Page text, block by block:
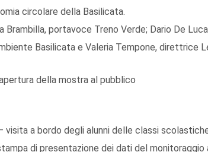
circolare della Basilicata.
Brambilla, portavoce Treno Verde; Dario De
Basilicata e Valeria Tempone, direttrice
della mostra al pubblico
visita a bordo degli alunni delle classi
di presentazione dei dati del